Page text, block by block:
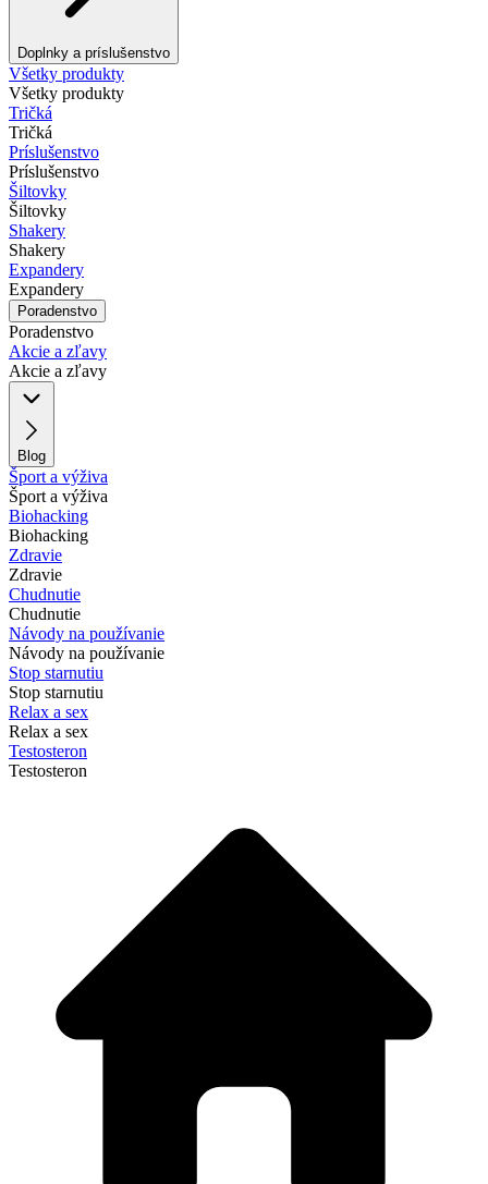
Doplnky a príslušenstvo
Všetky produkty
Všetky produkty
Tričká
Tričká
Príslušenstvo
Príslušenstvo
Šiltovky
Šiltovky
Shakery
Shakery
Expandery
Expandery
Poradenstvo
Poradenstvo
Akcie a zľavy
Akcie a zľavy
Blog
Šport a výživa
Šport a výživa
Biohacking
Biohacking
Zdravie
Zdravie
Chudnutie
Chudnutie
Návody na používanie
Návody na používanie
Stop starnutiu
Stop starnutiu
Relax a sex
Relax a sex
Testosteron
Testosteron